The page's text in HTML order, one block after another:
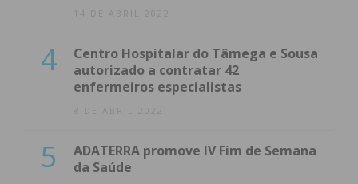
14 DE ABRIL 2022
4
Centro Hospitalar do Tâmega e Sousa
autorizado a contratar 42
enfermeiros especialistas
8 DE ABRIL 2022
5
ADATERRA promove IV Fim de Semana
da Saúde